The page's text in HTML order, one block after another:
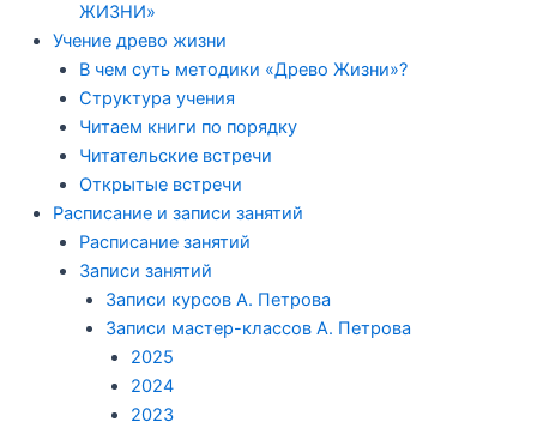
ЖИЗНИ»
Учение древо жизни
В чем суть методики «Древо Жизни»?
Структура учения
Читаем книги по порядку
Читательские встречи
Открытые встречи
Расписание и записи занятий
Расписание занятий
Записи занятий
Записи курсов А. Петрова
Записи мастер-классов А. Петрова
2025
2024
2023